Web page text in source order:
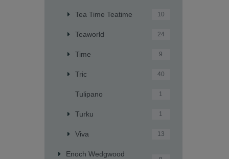
Tea Time Teatime 10
Teaworld 24
Time 9
Tric 40
Tulipano 1
Turku 1
Viva 13
Enoch Wedgwood